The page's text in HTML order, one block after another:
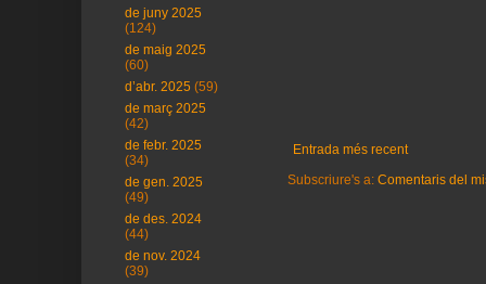
Entrada més recent
Subscriure's a: Comentaris del
de juny 2025
(124)
de maig 2025
(60)
d’abr. 2025 (59)
de març 2025
(42)
de febr. 2025
(34)
de gen. 2025
(49)
de des. 2024
(44)
de nov. 2024
(39)